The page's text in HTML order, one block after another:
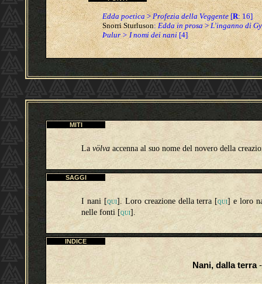
Edda poetica>Profezia della Veggente[R: 16]
Snorri Sturluson:Edda in prosa>L'inganno di
Þulur > I nomi dei nani[4]
MITI
La völva accenna al suo nome del novero della
SAGGI
I nani [QUI]. Loro creazione della terra [QUI] e loro
nelle fonti [QUI] .
INDICE
Nani, dalla terra-